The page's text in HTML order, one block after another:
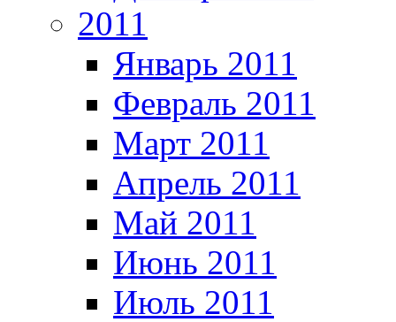
2011
Январь 2011
Февраль 2011
Март 2011
Апрель 2011
Май 2011
Июнь 2011
Июль 2011